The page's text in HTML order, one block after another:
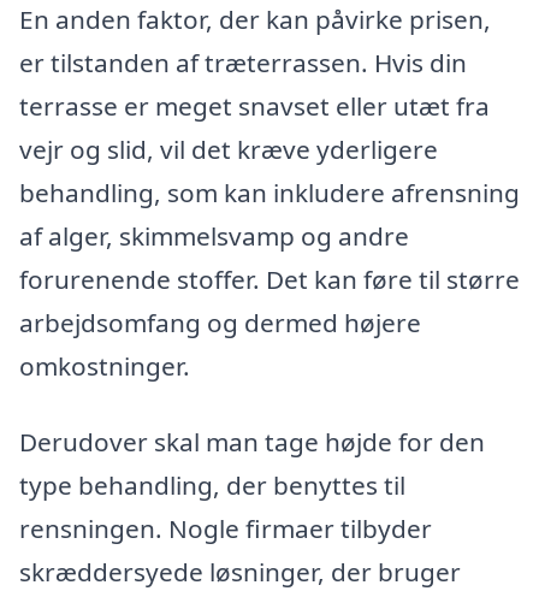
En anden faktor, der kan påvirke prisen,
er tilstanden af træterrassen. Hvis din
terrasse er meget snavset eller utæt fra
vejr og slid, vil det kræve yderligere
behandling, som kan inkludere afrensning
af alger, skimmelsvamp og andre
forurenende stoffer. Det kan føre til større
arbejdsomfang og dermed højere
omkostninger.
Derudover skal man tage højde for den
type behandling, der benyttes til
rensningen. Nogle firmaer tilbyder
skræddersyede løsninger, der bruger